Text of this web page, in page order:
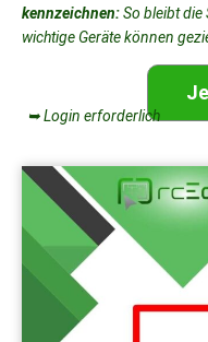
kennzeichnen:So bleibt
wichtige Geräte können
➥ Login erforderlich